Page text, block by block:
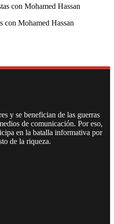
con Mohamed Hassan
y se benefician de las guerras
de comunicación. Por eso,
en la batalla informativa por
de la riqueza.